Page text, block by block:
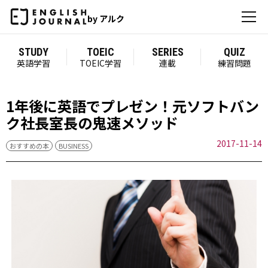
by アルク
STUDY
英語学習
TOEIC
TOEIC学習
SERIES
連載
QUIZ
練習問題
1年後に英語でプレゼン！元ソフトバン
ク社長室長の鬼速メソッド
おすすめの本 BUSINESS 2017-11-14